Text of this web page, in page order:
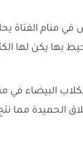
في منام الفتاة
بها يكن لها
البيضاء في
الحميدة مما